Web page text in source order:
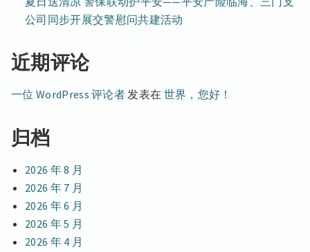
公司同步开展交警慰问共建活动
近期评论
一位 WordPress 评论者发表在 世界，您好！
归档
2026 年 8 月
2026 年 7 月
2026 年 6 月
2026 年 5 月
2026 年 4 月